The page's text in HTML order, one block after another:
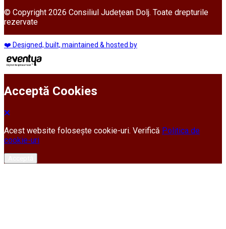
© Copyright 2026 Consiliul Județean Dolj. Toate drepturile
rezervate
❤️ Designed, built, maintained & hosted by
Acceptă Cookies
Acest website folosește cookie-uri. Verifică Politica de
cookie-uri